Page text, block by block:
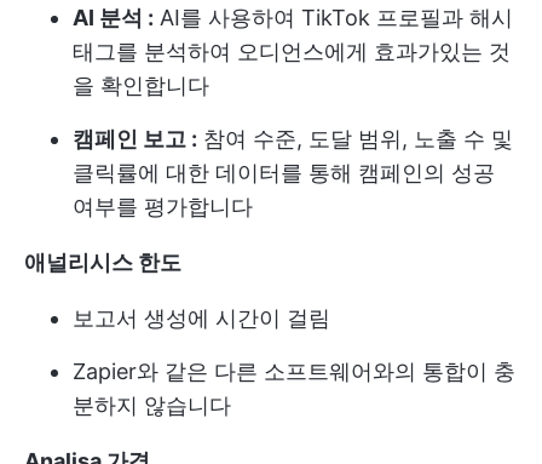
AI 분석 : AI를 사용하여 TikTok 프로필과 해시
태그를 분석하여 오디언스에게 효과가있는 것
을 확인합니다
캠페인 보고 : 참여 수준, 도달 범위, 노출 수 및
클릭률에 대한 데이터를 통해 캠페인의 성공
여부를 평가합니다
애널리시스 한도
보고서 생성에 시간이 걸림
Zapier와 같은 다른 소프트웨어와의 통합이 충
분하지 않습니다